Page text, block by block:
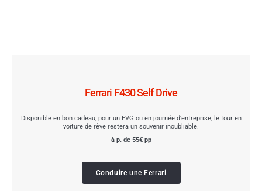
Ferrari F430 Self Drive
Disponible en bon cadeau, pour un EVG ou en journée d'entreprise, le tour en
voiture de rêve restera un souvenir inoubliable.
à p. de 55€ pp
Conduire une Ferrari